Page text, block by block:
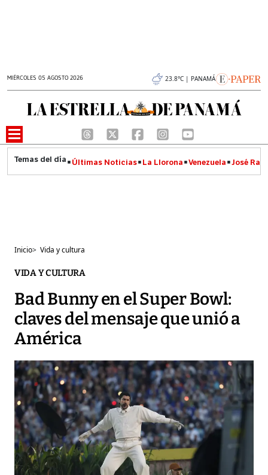
MIÉRCOLES 05 AGOSTO 2026 23.8°C | PANAMÁ
Últimas Noticias La Llorona Venezuela José
Inicio> Vida y cultura
VIDA Y CULTURA
Bad Bunny en el Super Bowl:
claves del mensaje que unió a
América